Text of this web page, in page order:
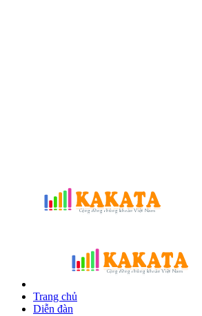
Trang chủ
Diễn đàn